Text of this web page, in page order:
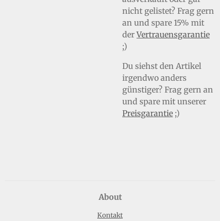
nicht gelistet? Frag gern
an und spare 15% mit
derVertrauensgarantie
;)
Du siehst den Artikel
irgendwo anders
günstiger? Frag gern an
und spare mit unserer
Preisgarantie ;)
About
Kontakt